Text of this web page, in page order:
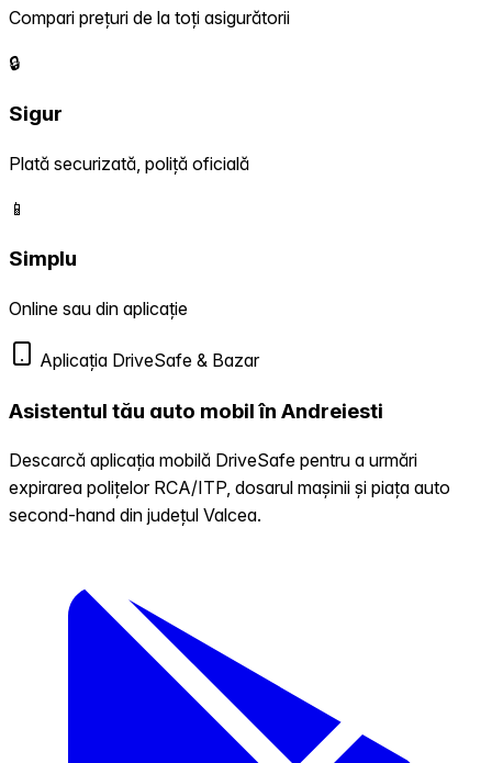
Compari prețuri de la toți asigurătorii
🔒
Sigur
Plată securizată, poliță oficială
📱
Simplu
Online sau din aplicație
Aplicația DriveSafe & Bazar
Asistentul tău auto mobil în Andreiesti
Descarcă aplicația mobilă DriveSafe pentru a urmări
expirarea polițelor RCA/ITP, dosarul mașinii și piața auto
second-hand din județul Valcea.